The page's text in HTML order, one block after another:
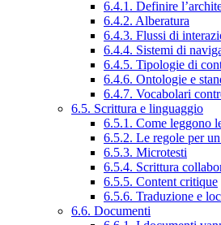
6.4.1. Definire
6.4.2. Alberatura
6.4.3. Flussi di
6.4.4. Sistemi di
6.4.5. Tipologie di
6.4.6. Ontologie e
6.4.7. Vocabolari
6.5. Scrittura e linguaggio
6.5.1. Come leggono
6.5.2. Le regole per
6.5.3. Microtesti
6.5.4. Scrittura
6.5.5. Content critique
6.5.6. Traduzione e
6.6. Documenti